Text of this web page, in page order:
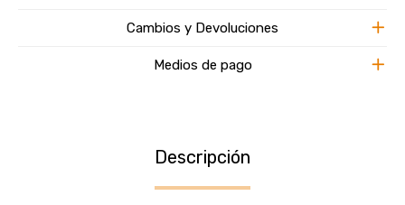
Cambios y Devoluciones
Medios de pago
Descripción